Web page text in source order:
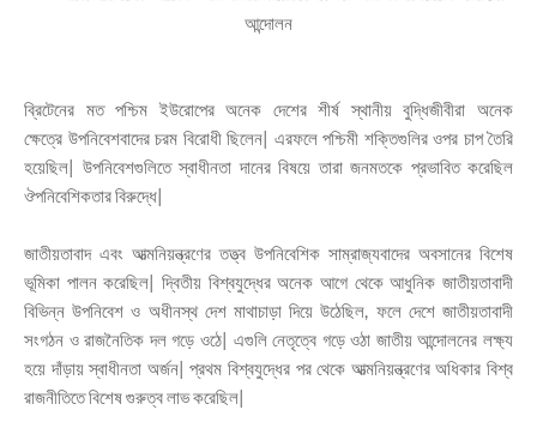
আন্দোলন
ব্রিটেনের মত পশ্চিম ইউরোপের অনেক দেশের শীর্ষ স্থানীয় বুদ্ধিজীবীরা অনেক
ক্ষেত্রে উপনিবেশবাদের চরম বিরোধী ছিলেন| এরফলে পশ্চিমী শক্তিগুলির ওপর চাপ তৈরি
হয়েছিল| উপনিবেশগুলিতে স্বাধীনতা দানের বিষয়ে তারা জনমতকে প্রভাবিত করেছিল
ঔপনিবেশিকতার বিরুদ্ধে|
জাতীয়তাবাদ এবং আত্মনিয়ন্ত্রণের তত্ত্ব উপনিবেশিক সাম্রাজ্যবাদের অবসানের বিশেষ
ভূমিকা পালন করেছিল| দ্বিতীয় বিশ্বযুদ্ধের অনেক আগে থেকে আধুনিক জাতীয়তাবাদী
বিভিন্ন উপনিবেশ ও অধীনস্থ দেশ মাথাচাড়া দিয়ে উঠেছিল, ফলে দেশে জাতীয়তাবাদী
সংগঠন ও রাজনৈতিক দল গড়ে ওঠে| এগুলি নেতৃত্বে গড়ে ওঠা জাতীয় আন্দোলনের লক্ষ্য
হয়ে দাঁড়ায় স্বাধীনতা অর্জন| প্রথম বিশ্বযুদ্ধের পর থেকে আত্মনিয়ন্ত্রণের অধিকার বিশ্ব
রাজনীতিতে বিশেষ গুরুত্ব লাভ করেছিল|